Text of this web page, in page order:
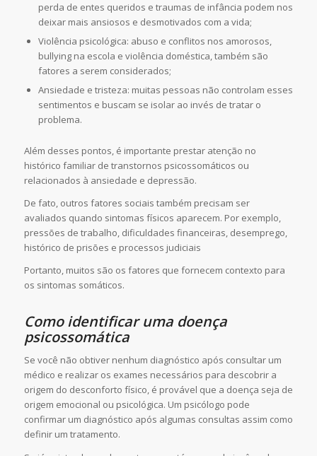
perda de entes queridos e traumas de infância podem nos
deixar mais ansiosos e desmotivados com a vida;
Violência psicológica: abuso e conflitos nos amorosos,
bullying na escola e violência doméstica, também são
fatores a serem considerados;
Ansiedade e tristeza: muitas pessoas não controlam esses
sentimentos e buscam se isolar ao invés de tratar o
problema.
Além desses pontos, é importante prestar atenção no
histórico familiar de transtornos psicossomáticos ou
relacionados à ansiedade e depressão.
De fato, outros fatores sociais também precisam ser
avaliados quando sintomas físicos aparecem. Por exemplo,
pressões de trabalho, dificuldades financeiras, desemprego,
histórico de prisões e processos judiciais
Portanto, muitos são os fatores que fornecem contexto para
os sintomas somáticos.
Como identificar uma doença
psicossomática
Se você não obtiver nenhum diagnóstico após consultar um
médico e realizar os exames necessários para descobrir a
origem do desconforto físico, é provável que a doença seja de
origem emocional ou psicológica. Um psicólogo pode
confirmar um diagnóstico após algumas consultas assim como
definir um tratamento.